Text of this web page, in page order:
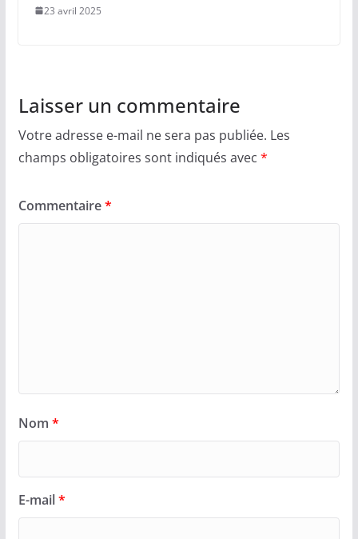
23 avril 2025
Laisser un commentaire
Votre adresse e-mail ne sera pas publiée. Les
champs obligatoires sont indiqués avec *
Commentaire*
Nom *
E-mail*